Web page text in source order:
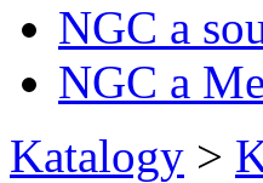
NGC a
NGC a
Katalogy >